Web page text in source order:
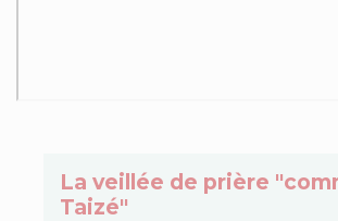
La veillée de prière
Taizé"